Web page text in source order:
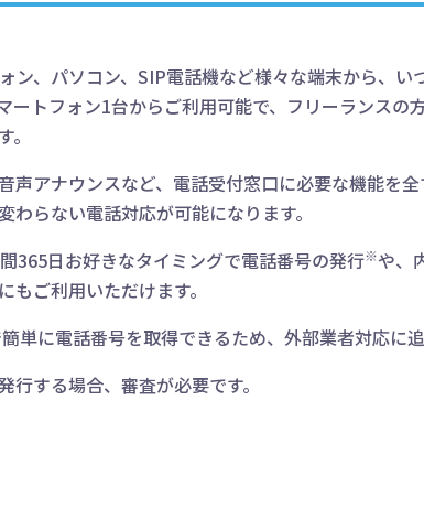
ン、パソコン、SIP電話機など様々な端末から、い
ートフォン1台からご利用可能で、フリーランスの
声アナウンスなど、電話受付窓口に必要な機能を
らない電話対応が可能になります。
365日お好きなタイミングで電話番号の発行※や、
ご利用いただけます。
単に電話番号を取得できるため、外部業者対応に
する場合、審査が必要です。